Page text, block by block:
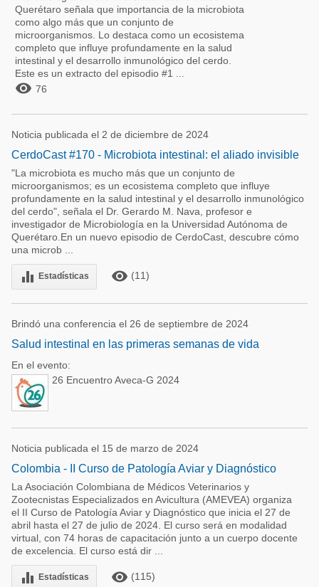
Querétaro señala que importancia de la microbiota
como algo más que un conjunto de
microorganismos. Lo destaca como un ecosistema
completo que influye profundamente en la salud
intestinal y el desarrollo inmunológico del cerdo.
Este es un extracto del episodio #1 ...
 76
Noticia publicada el 2 de diciembre de 2024
CerdoCast #170 - Microbiota intestinal: el aliado invisible
"La microbiota es mucho más que un conjunto de
microorganismos; es un ecosistema completo que influye
profundamente en la salud intestinal y el desarrollo inmunológico
del cerdo", señala el Dr. Gerardo M. Nava, profesor e
investigador de Microbiología en la Universidad Autónoma de
Querétaro.En un nuevo episodio de CerdoCast, descubre cómo
una microb ...
equalizer Estadísticas remove_red_eye (11)
Brindó una conferencia el 26 de septiembre de 2024
Salud intestinal en las primeras semanas de vida
En el evento:
26 Encuentro Aveca-G 2024
Noticia publicada el 15 de marzo de 2024
Colombia - II Curso de Patología Aviar y Diagnóstico
La Asociación Colombiana de Médicos Veterinarios y
Zootecnistas Especializados en Avicultura (AMEVEA) organiza
el II Curso de Patología Aviar y Diagnóstico que inicia el 27 de
abril hasta el 27 de julio de 2024. El curso será en modalidad
virtual, con 74 horas de capacitación junto a un cuerpo docente
de excelencia. El curso está dir ...
equalizer Estadísticas remove_red_eye (115)